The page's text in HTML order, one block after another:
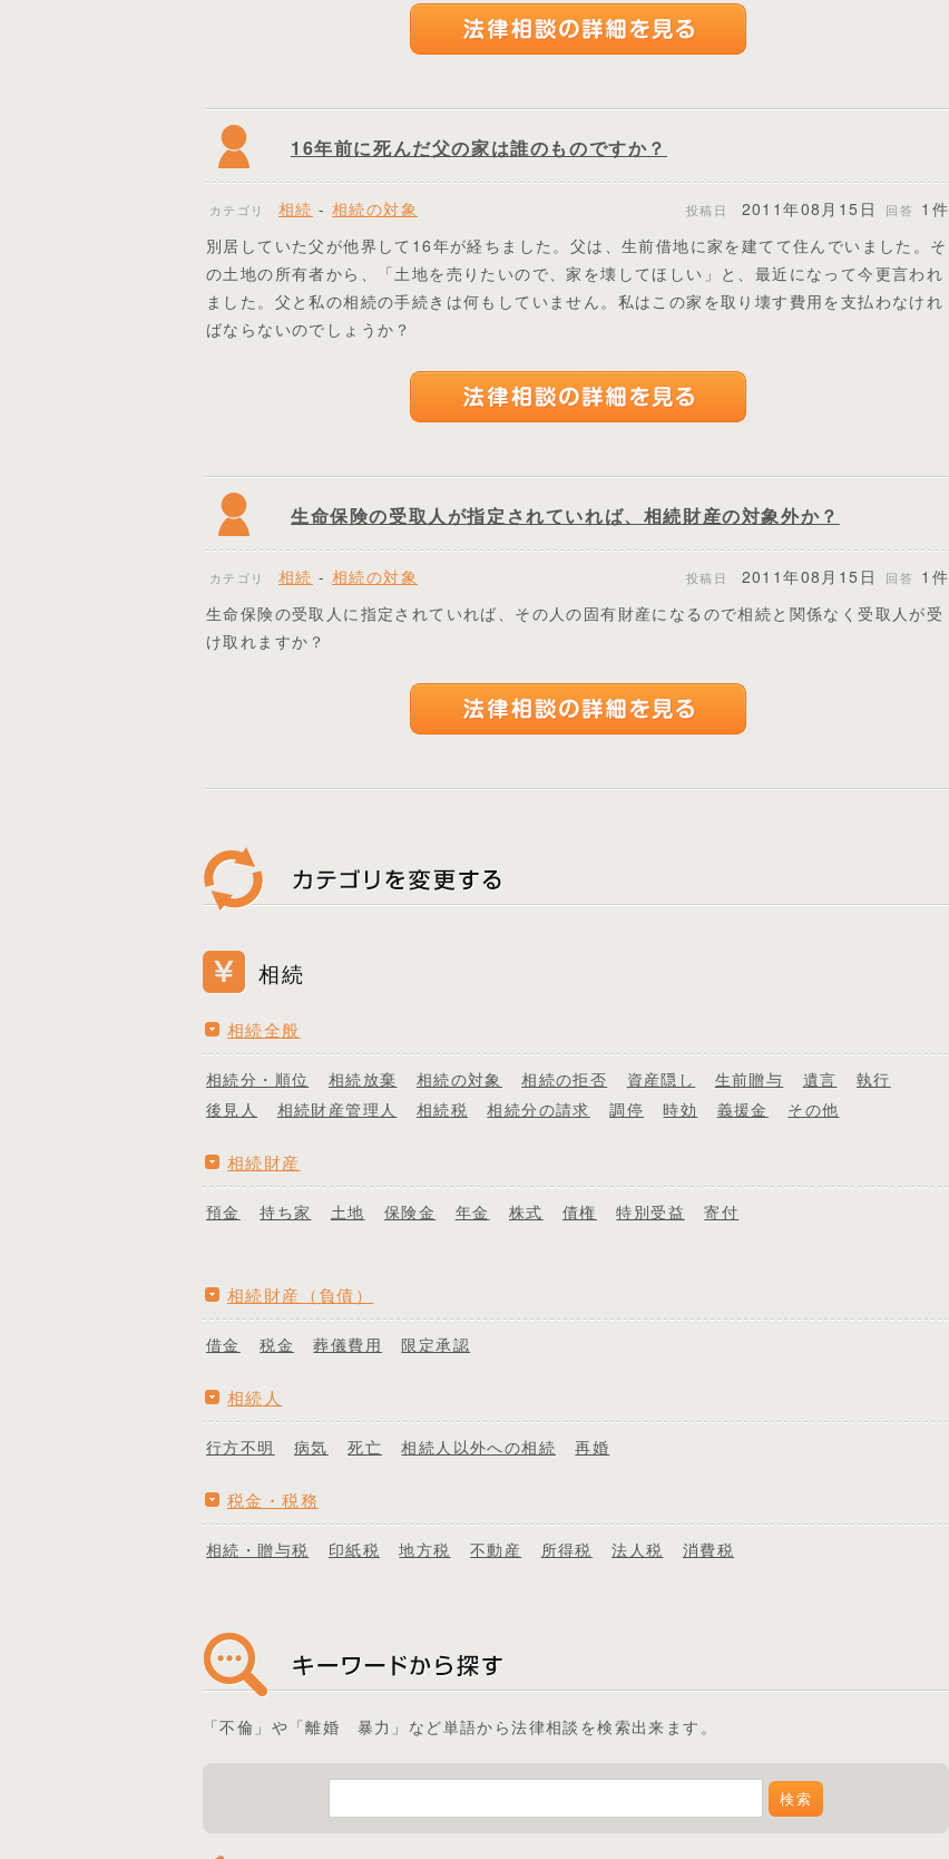
16年前に死んだ父の家は誰のものですか？
カテゴリ 相続 -相続の対象 投稿日 2011年08月15日 回答
1件
別居していた父が他界して16年が経ちました。父は、生前借地に家を建てて住んでいました。そ
の土地の所有者から、「土地を売りたいので、家を壊してほしい」と、最近になって今更言われ
ました。父と私の相続の手続きは何もしていません。私はこの家を取り壊す費用を支払わなけれ
ばならないのでしょうか？
生命保険の受取人が指定されていれば、相続財産の対象外か？
カテゴリ 相続 -相続の対象 投稿日 2011年08月15日 回答
1件
生命保険の受取人に指定されていれば、その人の固有財産になるので相続と関係なく受取人が受
け取れますか？
相続
相続全般
相続分・順位 相続放棄 相続の対象 相続の拒否 資産隠し 生前贈与 遺言
執行
後見人
相続財産管理人 相続税 相続分の請求 調停 時効 義援金 その他
相続財産
預金 持ち家 土地 保険金 年金 株式 債権 特別受益 寄付
相続財産（負債）
借金 税金 葬儀費用 限定承認
相続人
行方不明 病気 死亡 相続人以外への相続 再婚
税金・税務
相続・贈与税 印紙税 地方税 不動産 所得税 法人税 消費税
「不倫」や「離婚 暴力」など単語から法律相談を検索出来ます。